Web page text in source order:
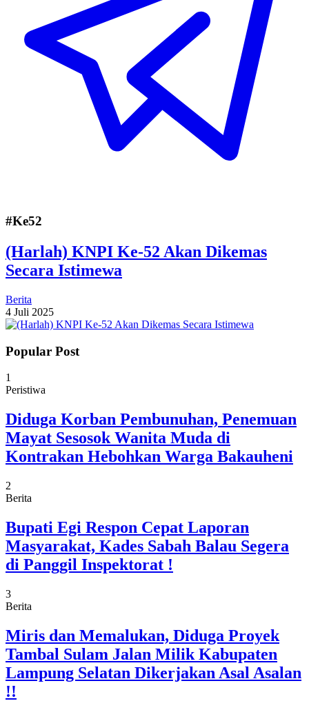
#Ke52
(Harlah) KNPI Ke-52 Akan Dikemas
Secara Istimewa
Berita
4 Juli 2025
Popular Post
1
Peristiwa
Diduga Korban Pembunuhan, Penemuan
Mayat Sesosok Wanita Muda di
Kontrakan Hebohkan Warga Bakauheni
2
Berita
Bupati Egi Respon Cepat Laporan
Masyarakat, Kades Sabah Balau Segera
di Panggil Inspektorat !
3
Berita
Miris dan Memalukan, Diduga Proyek
Tambal Sulam Jalan Milik Kabupaten
Lampung Selatan Dikerjakan Asal Asalan
!!